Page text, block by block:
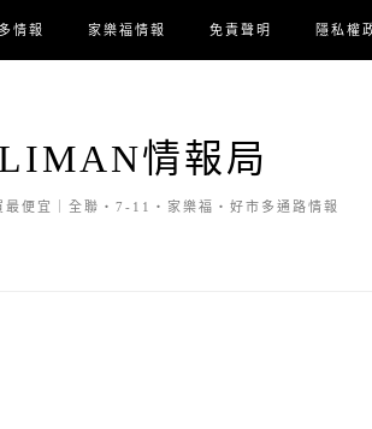
情報 家樂福情報 免責聲明 隱私權
情報局
最便宜｜全聯・7-11・家樂福・好市多通路情報